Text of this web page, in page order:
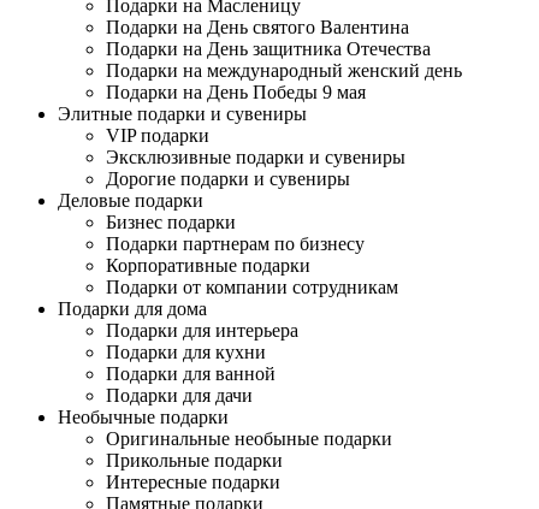
Подарки на Масленицу
Подарки на День святого Валентина
Подарки на День защитника Отечества
Подарки на международный женский день
Подарки на День Победы 9 мая
Элитные подарки и сувениры
VIP подарки
Эксклюзивные подарки и сувениры
Дорогие подарки и сувениры
Деловые подарки
Бизнес подарки
Подарки партнерам по бизнесу
Корпоративные подарки
Подарки от компании сотрудникам
Подарки для дома
Подарки для интерьера
Подарки для кухни
Подарки для ванной
Подарки для дачи
Необычные подарки
Оригинальные необыные подарки
Прикольные подарки
Интересные подарки
Памятные подарки